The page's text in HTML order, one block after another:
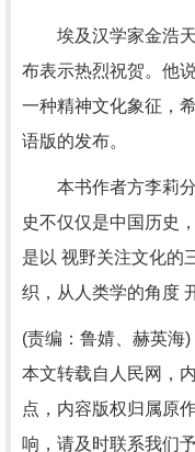
埃及汉学家金浩天
布表示热烈祝贺。他
一种精神文化象征，
语版的发布。
本书作者方李莉分
史不仅仅是中国历史
是以 视野关注文化
织，从人类学的角度
(责编：鲁婧、赫英海)
本文转载自人民网，
点，内容版权归属原
响，请及时联系我们